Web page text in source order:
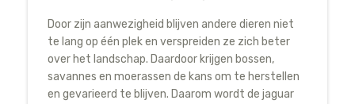
Door zijn aanwezigheid blijven andere dieren niet
te lang op één plek en verspreiden ze zich beter
over het landschap. Daardoor krijgen bossen,
savannes en moerassen de kans om te herstellen
en gevarieerd te blijven. Daarom wordt de jaguar